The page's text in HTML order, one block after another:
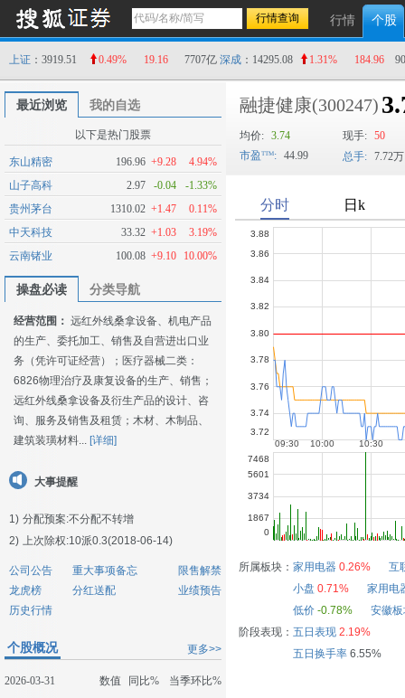
行情 个股
上证 ：3919.51 0.49% 19.16 7707亿 深成 ：14295.08 1.31% 184.96
最近浏览 我的自选
以下是热门股票
东山精密 196.96 +9.28
4.94%
山子高科
2.97 -0.04
-1.33%
贵州茅台
1310.02 +1.47
0.11%
中天科技
33.32 +1.03
3.19%
云南锗业
100.08 +9.10 10.00%
操盘必读 分类导航
经营范围： 远红外线桑拿设备、机电产品
的生产、委托加工、销售及自营进出口业
务（凭许可证经营）；医疗器械二类：
6826物理治疗及康复设备的生产、销售；
远红外线桑拿设备及衍生产品的设计、咨
询、服务及销售及租赁；木材、木制品、
建筑装璜材料... [详细]
大事提醒
1) 分配预案:不分配不转增
2) 上次除权:10派0.3(2018-06-14)
公司公告 重大事项备忘
限售解禁
龙虎榜
分红送配
业绩预告
历史行情
更多>>
个股概况
2026-03-31 数值 同比%
当季环比%
融捷健康(300247)
均价: 3.74 现手: 50
市盈
: 44.99 总手: 7.72万
所属板块： 家用电器 0.26%
互
小盘 0.71%
家用电
低价 -0.78%
安徽板
阶段表现： 五日表现 2.19%
五日换手率6.55%